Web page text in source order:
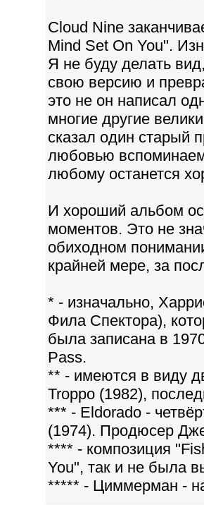
Cloud Nine
Mind Set On You".
Я не буду делать
свою версию и
это не он написал
многие другие
сказал один старый
любовью
любому останется
И хороший альбом
моментов. Это не
обиходном
крайней мере, за
* - изначально,
Фила Спектора),
была записана в
Pass.
** - имеются в виду
Troppo (1982),
*** - Eldorado -
(1974). Продюсер
**** - композиция
You", так и не была
***** - Циммерман -